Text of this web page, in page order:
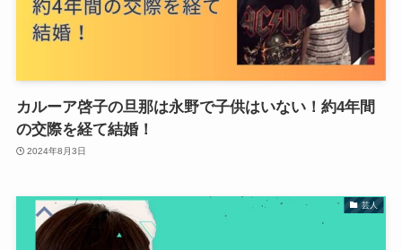
カルーア啓子の旦那は永野で子供はいない！約4年間
の交際を経て結婚！
2024年8月3日
芸人